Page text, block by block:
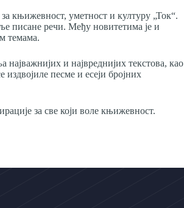
књижевност, уметност и културу „Ток“.
писане речи. Међу новитетима је и
темама.
и највреднијих текстова, као
песме и есеји бројних
за све који воле књижевност.